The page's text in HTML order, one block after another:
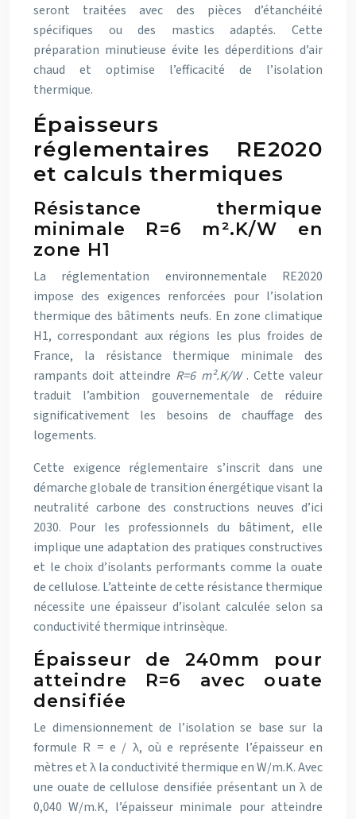
seront traitées avec des pièces d’étanchéité
spécifiques ou des mastics adaptés. Cette
préparation minutieuse évite les déperditions d’air
chaud et optimise l’efficacité de l’isolation
thermique.
Épaisseurs
réglementaires RE2020
et calculs thermiques
Résistance thermique
minimale R=6 m².K/W en
zone H1
La réglementation environnementale RE2020
impose des exigences renforcées pour l’isolation
thermique des bâtiments neufs. En zone climatique
H1, correspondant aux régions les plus froides de
France, la résistance thermique minimale des
rampants doit atteindre R=6 m².K/W . Cette valeur
traduit l’ambition gouvernementale de réduire
significativement les besoins de chauffage des
logements.
Cette exigence réglementaire s’inscrit dans une
démarche globale de transition énergétique visant la
neutralité carbone des constructions neuves d’ici
2030. Pour les professionnels du bâtiment, elle
implique une adaptation des pratiques constructives
et le choix d’isolants performants comme la ouate
de cellulose. L’atteinte de cette résistance thermique
nécessite une épaisseur d’isolant calculée selon sa
conductivité thermique intrinsèque.
Épaisseur de 240mm pour
atteindre R=6 avec ouate
densifiée
Le dimensionnement de l’isolation se base sur la
formule R = e / λ, où e représente l’épaisseur en
mètres et λ la conductivité thermique en W/m.K. Avec
une ouate de cellulose densifiée présentant un λ de
0,040 W/m.K, l’épaisseur minimale pour atteindre